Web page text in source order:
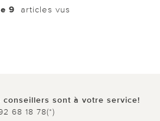
9 articles vus
conseillers sont à votre service!
68 18 78(*)